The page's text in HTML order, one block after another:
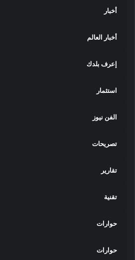
أخبار
أخبار العالم
إعرف بلدك
استثمار
الفن نيوز
تصريحات
تقارير
تقنية
حوارات
حوارات